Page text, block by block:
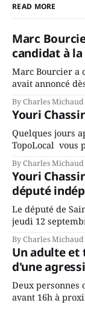
READ MORE
Marc
candidat à
Marc Bourcier a
avait annoncé
fait l’annonce en
rassemblés en
By Charles Michaud
Youri
Quelques jours
TopoLocal vous
depuis
ans? Joindrait-il
conservateurs
By Charles Michaud
Youri
député
Le député de
jeudi 12
gouvernement
juge chronique,
By Charles Michaud
Un adulte
d'une
Deux personnes
avant 16h à